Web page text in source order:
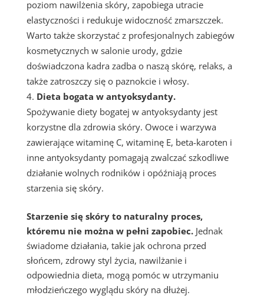
poziom nawilżenia skóry, zapobiega utracie
elastyczności i redukuje widoczność zmarszczek.
Warto także skorzystać z profesjonalnych zabiegów
kosmetycznych w salonie urody, gdzie
doświadczona kadra zadba o naszą skórę, relaks, a
także zatroszczy się o paznokcie i włosy.
Dieta bogata w antyoksydanty.
Spożywanie diety bogatej w antyoksydanty jest
korzystne dla zdrowia skóry. Owoce i warzywa
zawierające witaminę C, witaminę E, beta-karoten i
inne antyoksydanty pomagają zwalczać szkodliwe
działanie wolnych rodników i opóźniają proces
starzenia się skóry.
Starzenie się skóry to naturalny proces,
któremu nie można w pełni zapobiec. Jednak
świadome działania, takie jak ochrona przed
słońcem, zdrowy styl życia, nawilżanie i
odpowiednia dieta, mogą pomóc w utrzymaniu
młodzieńczego wyglądu skóry na dłużej.